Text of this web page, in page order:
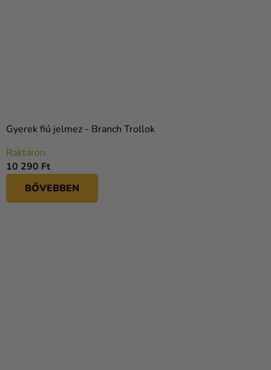
Gyerek fiú jelmez - Branch Trollok
Raktáron
10 290 Ft
BŐVEBBEN